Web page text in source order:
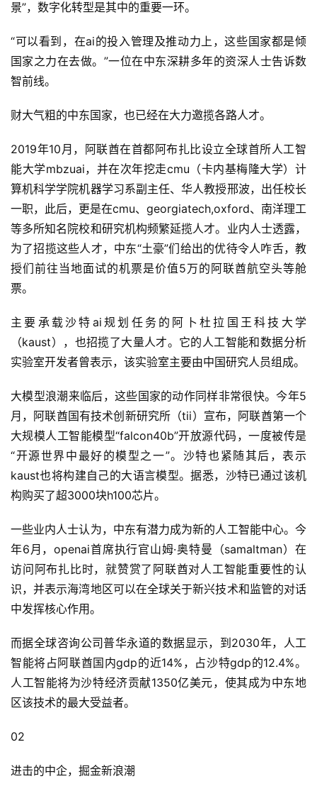
景”，数字化转型是其中的重要一环。
“可以看到，在ai的投入管理及推动力上，这些国家都是倾
国家之力在去做。”一位在中东深耕多年的资深人士告诉数
智前线。
财大气粗的中东国家，也已经在大力邀揽各路人才。
2019年10月，阿联酋在首都阿布扎比设立全球首所人工智
能大学mbzuai，并在次年挖走cmu（卡内基梅隆大学）计
算机科学学院机器学习系副主任、华人教授邢波，出任校长
一职，此后，更是在cmu、georgiatech,oxford、南洋理工
等多所知名院校和研究机构频繁延揽人才。业内人士透露，
为了招揽这些人才，中东“土豪”们给出的优待令人咋舌，教
授们前往当地面试的机票是价值5万的阿联酋航空头等舱
票。
主要承载沙特ai规划任务的阿卜杜拉国王科技大学
（kaust），也招揽了大量人才。它的人工智能和数据分析
实验室开发者曾表示，该实验室主要由中国研究人员组成。
大模型浪潮来临后，这些国家的动作同样非常很快。今年5
月，阿联酋国有技术创新研究所（tii）宣布，阿联酋第一个
大规模人工智能模型“falcon40b”开放源代码，一度被传是
“开源世界中最好的模型之一”。沙特也紧随其后，表示
kaust也将构建自己的大语言模型。据悉，沙特已通过该机
构购买了超3000块h100芯片。
一些业内人士认为，中东有潜力成为新的人工智能中心。今
年6月，openai首席执行官山姆·奥特曼（samaltman）在
访问阿布扎比时，就赞赏了阿联酋对人工智能重要性的认
识，并表示海湾地区可以在全球关于新兴技术和监管的对话
中发挥核心作用。
而据全球咨询公司普华永道的数据显示，到2030年，人工
智能将占阿联酋国内gdp的近14%，占沙特gdp的12.4%。
人工智能将为沙特经济贡献1350亿美元，使其成为中东地
区该技术的最大受益者。
02
进击的中企，掘金新浪潮